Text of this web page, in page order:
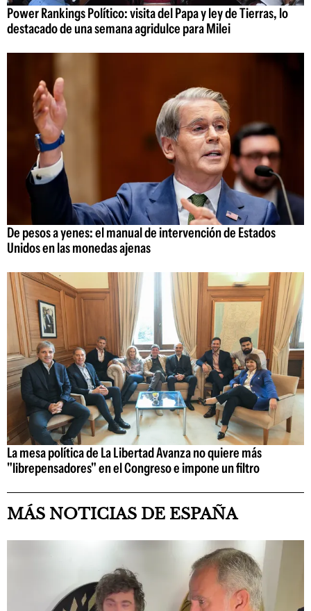
Power Rankings Político: visita del Papa y ley de Tierras, lo
destacado de una semana agridulce para Milei
De pesos a yenes: el manual de intervención de Estados
Unidos en las monedas ajenas
La mesa política de La Libertad Avanza no quiere más
"librepensadores" en el Congreso e impone un filtro
MÁS NOTICIAS DE ESPAÑA